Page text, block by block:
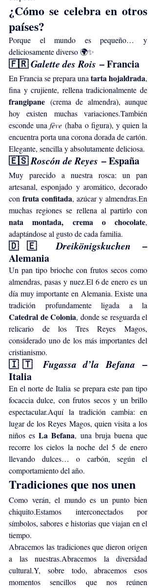
¿Cómo se celebra en otros
países?
Porque el mundo es pequeño… y
deliciosamente diverso 🌍✨
🇫🇷 Galette des Rois – Francia
En Francia se prepara una tarta hojaldrada,
frangipane (crema de almendra), aunque
hoy existen muchas variaciones.También
esconde una fève (haba o figura), y quien la
encuentra porta una corona dorada de cartón.
Elegante, sencilla y absolutamente deliciosa.
🇪🇸 Roscón de Reyes – España
Muy parecido a nuestra rosca: un pan
artesanal, esponjado y aromático, decorado
con fruta confitada, azúcar y almendras.En
nata montada, crema o chocolate,
adaptándose al gusto de cada familia.
🇩🇪 Dreikönigskuchen –
Alemania
Un pan tipo brioche con frutos secos como
almendras, pasas y nuez.El 6 de enero es un
día muy importante en Alemania. Existe una
Catedral de Colonia, donde se resguarda el
relicario de los Tres Reyes Magos,
considerado uno de los más importantes del
cristianismo.
🇮🇹 Fugassa d’la Befana –
Italia
En el norte de Italia se prepara este pan tipo
focaccia dulce, con frutos secos y un brillo
espectacular.Aquí la tradición cambia: en
lugar de los Reyes Magos, quien visita a los
niños es La Befana, una bruja buena que
recorre los cielos la noche del 5 de enero
llevando dulces… o carbón, según el
comportamiento del año.
Tradiciones que nos unen
Como verán, el mundo es un punto bien
chiquito.Estamos interconectados por
símbolos, sabores e historias que viajan en el
tiempo.
Abracemos las tradiciones que dieron origen
a las nuestras.Abracemos la diversidad
cultural.Y, sobre todo, abracemos esos
momentos sencillos que nos reúnen